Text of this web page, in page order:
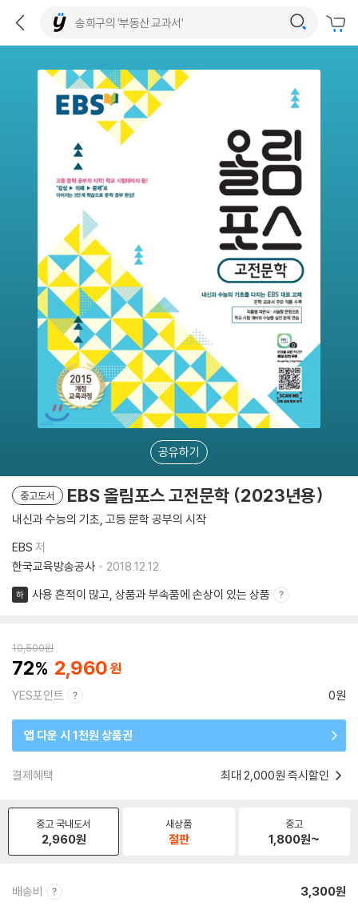
공유하기
중고도서 EBS 올림포스 고전문학 (2023년용)
내신과 수능의 기초, 고등 문학 공부의 시작
EBS 저
한국교육방송공사
2018.12.12.
하 사용 흔적이 많고, 상품과 부속품에 손상이 있는 상품
10,500원
72 2,960
YES포인트 0원
앱 다운 시 1천원 상품권
결제혜택 최대 2,000원 즉시할인
중고 국내도서
2,960원
새상품
절판
중고
1,800원~
배송비 3,300원